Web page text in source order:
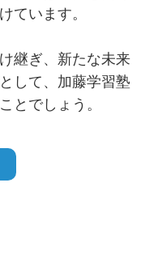
ています。
継ぎ、新たな未来
して、加藤学習塾
とでしょう。